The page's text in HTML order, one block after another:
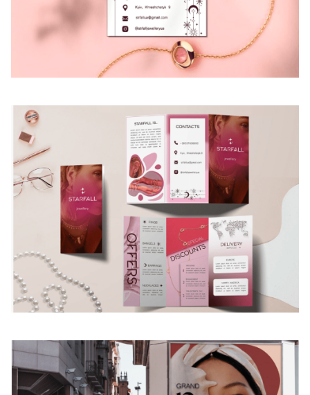
Для дітей від 8 до 13 років
ЛІТНЯ МАЙСТЕРНЯ GOITEENS
ЗАМІСТЬ ЛІТА В ТЕЛЕФОНІ
Детальніше